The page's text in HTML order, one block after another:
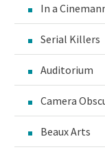
In a
Serial Killers
Auditorium
Camera
Beaux Arts